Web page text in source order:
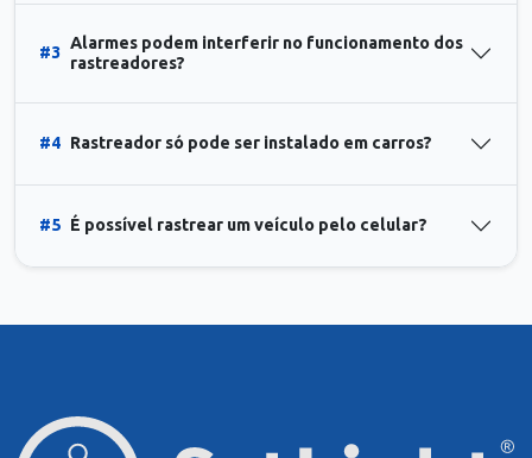
#3
Alarmes podem interferir no funcionamento dos
rastreadores?
#4 Rastreador só pode ser instalado em carros?
#5 É possível rastrear um veículo pelo celular?